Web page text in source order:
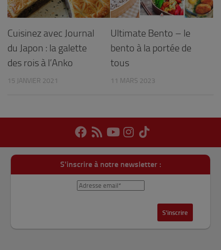
Cuisinez avec Journal
du Japon : la galette
des rois à l’Anko
15 JANVIER 2021
Ultimate Bento – le
bento à la portée de
tous
11 MARS 2023
S'inscrire à notre newsletter :